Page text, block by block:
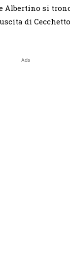
Albertino si
di
Ads